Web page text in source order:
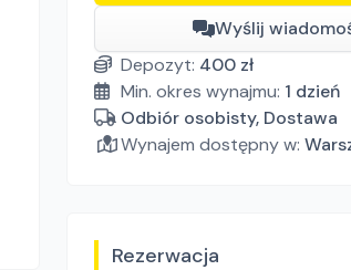
Wyślij
Depozyt: 400 zł
Min. okres wynajmu: 1 dzień
Odbiór osobisty, Dostawa
Wynajem dostępny w:
Rezerwacja